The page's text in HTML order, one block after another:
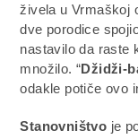
živela u Vrmaškoj
dve porodice
nastavilo da raste
množilo. “Džidži-
odakle potiče ovo
Stanovništvo je